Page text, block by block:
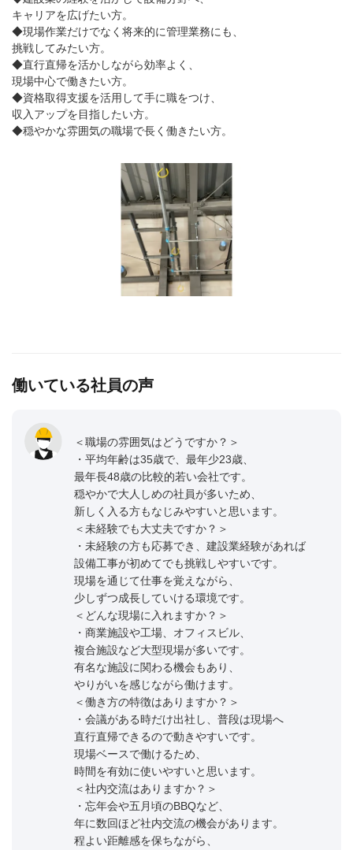
キャリアを広げたい方。
◆現場作業だけでなく将来的に管理業務にも、
挑戦してみたい方。
◆直行直帰を活かしながら効率よく、
現場中心で働きたい方。
◆資格取得支援を活用して手に職をつけ、
収入アップを目指したい方。
◆穏やかな雰囲気の職場で長く働きたい方。
働いている社員の声
＜職場の雰囲気はどうですか？＞
・平均年齢は35歳で、最年少23歳、
最年長48歳の比較的若い会社です。
穏やかで大人しめの社員が多いため、
新しく入る方もなじみやすいと思います。
＜未経験でも大丈夫ですか？＞
・未経験の方も応募でき、建設業経験があれば
設備工事が初めてでも挑戦しやすいです。
現場を通じて仕事を覚えながら、
少しずつ成長していける環境です。
＜どんな現場に入れますか？＞
・商業施設や工場、オフィスビル、
複合施設など大型現場が多いです。
有名な施設に関わる機会もあり、
やりがいを感じながら働けます。
＜働き方の特徴はありますか？＞
・会議がある時だけ出社し、普段は現場へ
直行直帰できるので動きやすいです。
現場ベースで働けるため、
時間を有効に使いやすいと思います。
＜社内交流はありますか？＞
・忘年会や五月頃のBBQなど、
年に数回ほど社内交流の機会があります。
程よい距離感を保ちながら、